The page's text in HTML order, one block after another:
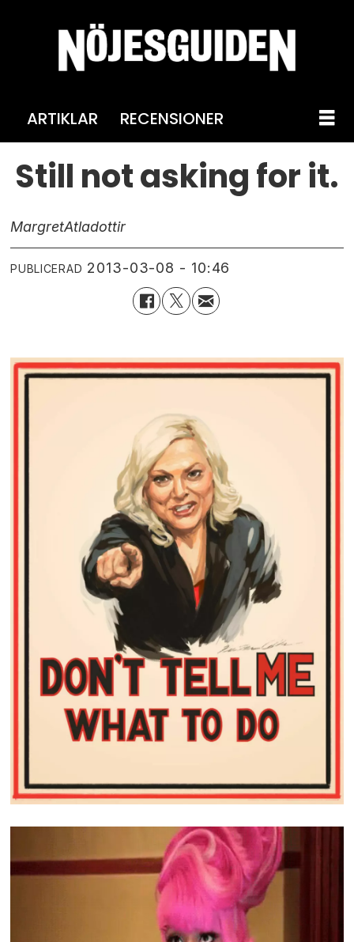
ARTIKLAR RECENSIONER
Still not asking for it.
MargretAtladottir
PUBLICERAD 2013-03-08 - 10:46